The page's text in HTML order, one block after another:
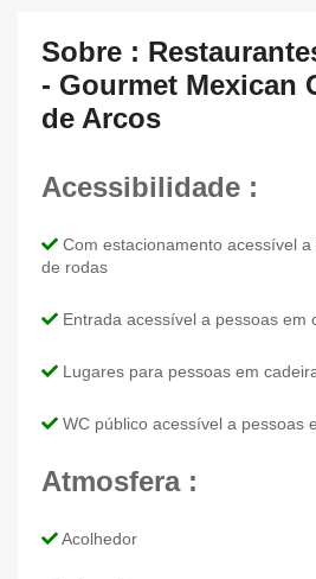
Sobre :
- Gourmet Mexican
de Arcos
Acessibilidade :
Com estacionamento acessível
de rodas
Entrada acessível a pessoas em
Lugares para pessoas em
WC público acessível a pessoas
Atmosfera :
Acolhedor